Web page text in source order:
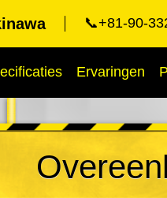
📞+81-90-
Ervaringen